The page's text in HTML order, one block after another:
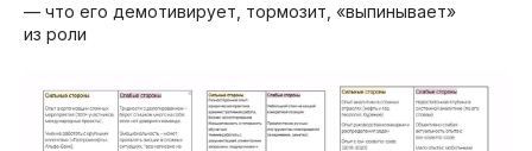
— что его демотивирует, тормозит, «выпинывает»
из роли